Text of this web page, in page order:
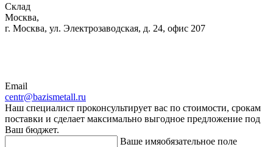
Склад
Москва,
г. Москва, ул. Электрозаводская, д. 24, офис 207
Email
centr@bazismetall.ru
Наш специалист проконсультирует вас по стоимости, срокам
поставки и сделает максимально выгодное предложение под
Ваш бюджет.
Ваше имяобязательное поле